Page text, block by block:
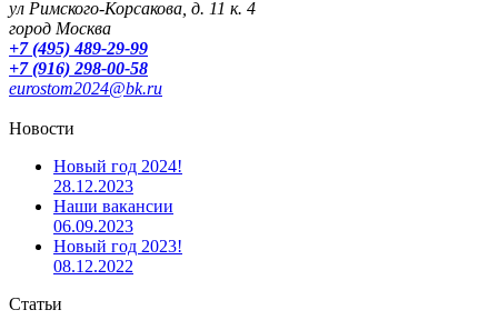
ул Римского-Корсакова, д. 11 к. 4
город Москва
+7 (495) 489-29-99
+7 (916) 298-00-58
eurostom2024@bk.ru
Новости
Новый год 2024!
28.12.2023
Наши вакансии
06.09.2023
Новый год 2023!
08.12.2022
Статьи